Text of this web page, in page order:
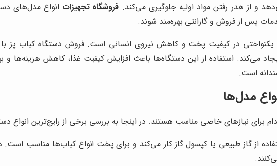
و از هدر رفتن مواد اولیه جلوگیری می‌کند. فروشگاه تجهیزات انواع مدل‌های
پس از فروش و گارانتی بهره‌مند شوند.
در کیفیت پخت و کاهش نیروی انسانی است. فروش دستگاه کباب پز با
می‌کند. استفاده از این دستگاه‌ها باعث افزایش کیفیت غذا، کاهش هزینه‌ها و
است.
مدل‌ها
برای نیازهای خاصی مناسب هستند. در اینجا به بررسی برخی از رایج‌ترین انواع
از گاز طبیعی یا کپسول گاز کار می‌کند و برای پخت انواع کباب‌ها مناسب